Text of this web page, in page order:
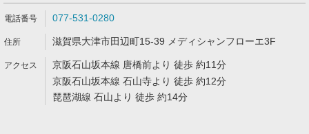
077-531-0280
滋賀県大津市田辺町15-39 メディシャンフローエ3F
京阪石山坂本線 唐橋前より 徒歩 約11分
京阪石山坂本線 石山寺より 徒歩 約12分
琵琶湖線 石山より 徒歩 約14分